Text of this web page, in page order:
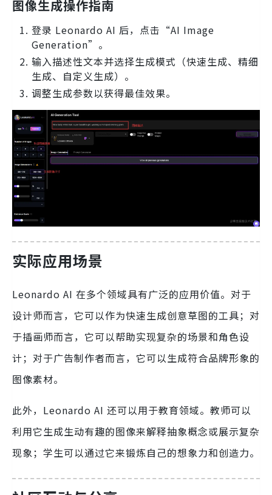
图像生成操作指南
登录 Leonardo AI 后，点击“AI Image
Generation”。
输入描述性文本并选择生成模式（快速生成、精细
生成、自定义生成）。
调整生成参数以获得最佳效果。
实际应用场景
Leonardo AI 在多个领域具有广泛的应用价值。对于
设计师而言，它可以作为快速生成创意草图的工具；对
于插画师而言，它可以帮助实现复杂的场景和角色设
计；对于广告制作者而言，它可以生成符合品牌形象的
图像素材。
此外，Leonardo AI 还可以用于教育领域。教师可以
利用它生成生动有趣的图像来解释抽象概念或展示复杂
现象；学生可以通过它来锻炼自己的想象力和创造力。